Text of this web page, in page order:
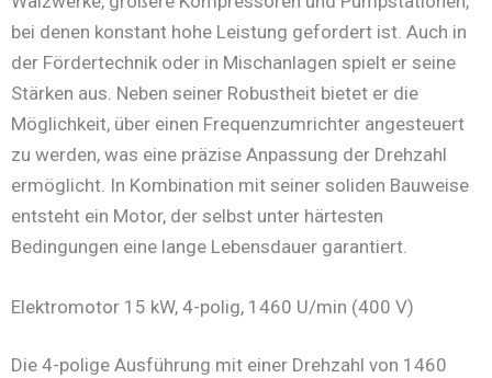
bei denen konstant hohe Leistung gefordert ist. Auch in
der Fördertechnik oder in Mischanlagen spielt er seine
Stärken aus. Neben seiner Robustheit bietet er die
Möglichkeit, über einen Frequenzumrichter angesteuert
zu werden, was eine präzise Anpassung der Drehzahl
ermöglicht. In Kombination mit seiner soliden Bauweise
entsteht ein Motor, der selbst unter härtesten
Bedingungen eine lange Lebensdauer garantiert.
Elektromotor 15 kW, 4-polig, 1460 U/min (400 V)
Die 4-polige Ausführung mit einer Drehzahl von 1460